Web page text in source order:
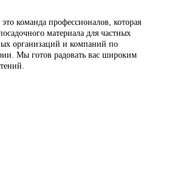
команда профессионалов, которая
материала для частных
организаций и компаний по
Мы готов радовать вас широким